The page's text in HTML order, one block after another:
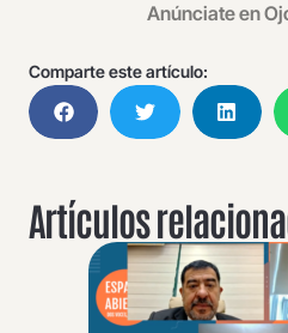
Anúnciate en
Comparte este artículo:
Artículos